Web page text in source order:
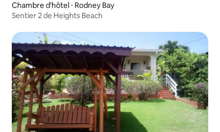
Chambre d'hôtel ⋅ Rodney Bay
Sentier 2 de Heights Beach